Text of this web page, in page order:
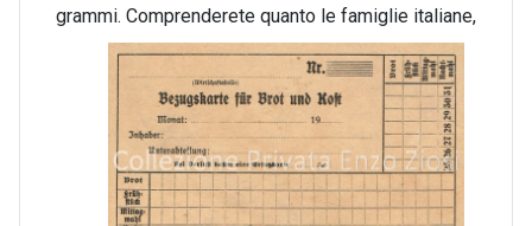
grammi. Comprenderete quanto le famiglie italiane,